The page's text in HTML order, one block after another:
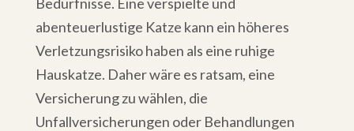
abenteuerlustige Katze kann ein höheres
Verletzungsrisiko haben als eine ruhige
Hauskatze. Daher wäre es ratsam, eine
Versicherung zu wählen, die
Unfallversicherungen oder Behandlungen